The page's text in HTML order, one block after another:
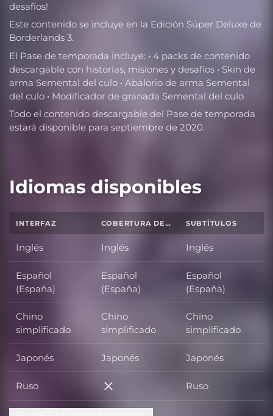
desafíos!
Este contenido se incluye en la Edición Súper Deluxe de
Borderlands 3.
El Pase de temporada incluye: • 4 packs de contenido
descargable con historias, misiones y desafíos • Skin de
arma Semental del culo • Abalorio de arma Semental
del culo • Modificador de granada Semental del culo
Todo el contenido descargable del Pase de temporada
estará disponible para septiembre de 2020.
Idiomas disponibles
INTERFAZ COBERTURA DE SONIDO TOTAL SUBTÍTULOS
Inglés Inglés Inglés
Español
(España)
Español
(España)
Español
(España)
Chino
simplificado
Chino
simplificado
Chino
simplificado
Japonés Japonés Japonés
Ruso Ruso Ruso